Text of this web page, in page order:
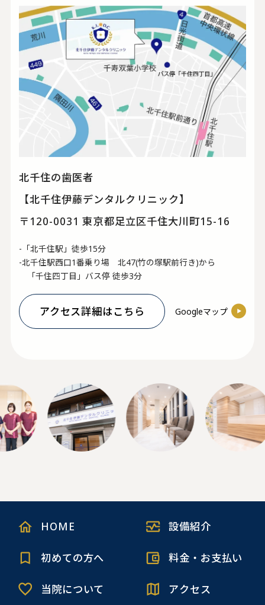
北千住の歯医者
【北千住伊藤デンタルクリニック】
〒120-0031 東京都足立区千住大川町15-16
-「北千住駅」徒歩15分
-北千住駅西口1番乗り場 北47(竹の塚駅前行き)から
「千住四丁目」バス停 徒歩3分
アクセス詳細はこちら Googleマップ
HOME
初めての方へ
当院について
設備紹介
料金・お支払い
アクセス